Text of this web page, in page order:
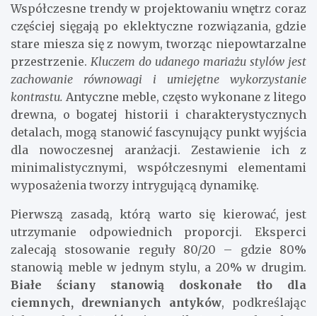
Współczesne trendy w projektowaniu wnętrz coraz
częściej sięgają po eklektyczne rozwiązania, gdzie
stare miesza się z nowym, tworząc niepowtarzalne
przestrzenie. Kluczem do udanego mariażu stylów jest
zachowanie równowagi i umiejętne wykorzystanie
kontrastu. Antyczne meble, często wykonane z litego
drewna, o bogatej historii i charakterystycznych
detalach, mogą stanowić fascynujący punkt wyjścia
dla nowoczesnej aranżacji. Zestawienie ich z
minimalistycznymi, współczesnymi elementami
wyposażenia tworzy intrygującą dynamikę.
Pierwszą zasadą, którą warto się kierować, jest
utrzymanie odpowiednich proporcji. Eksperci
zalecają stosowanie reguły 80/20 – gdzie 80%
stanowią meble w jednym stylu, a 20% w drugim.
Białe ściany stanowią doskonałe tło dla
ciemnych, drewnianych antyków, podkreślając